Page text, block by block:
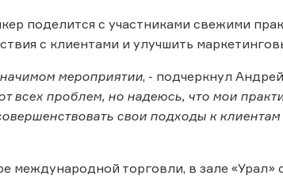
поделится с участниками свежими
с клиентами и улучшить
мероприятии, - подчеркнул
всех проблем, но надеюсь, что мои
свои подходы к
международной торговли, в зале «Урал»